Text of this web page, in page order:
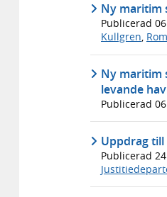
Ny maritim
Publicerad
Kullgren,
Ny maritim
levande hav
Publicerad
Uppdrag
Publicerad